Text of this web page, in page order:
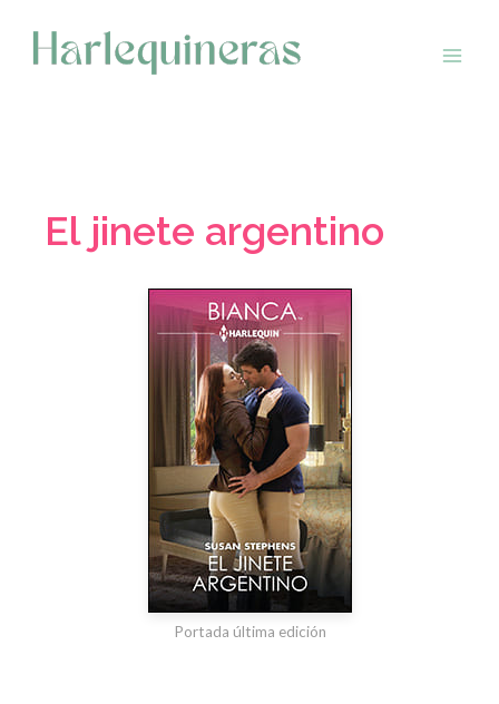
contenido
El jinete argentino
Portada última edición